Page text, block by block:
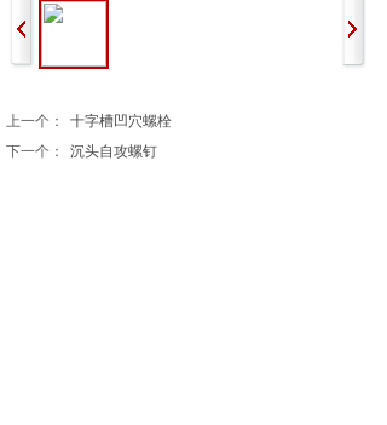
上一个：
十字槽凹穴螺栓
下一个：
沉头自攻螺钉